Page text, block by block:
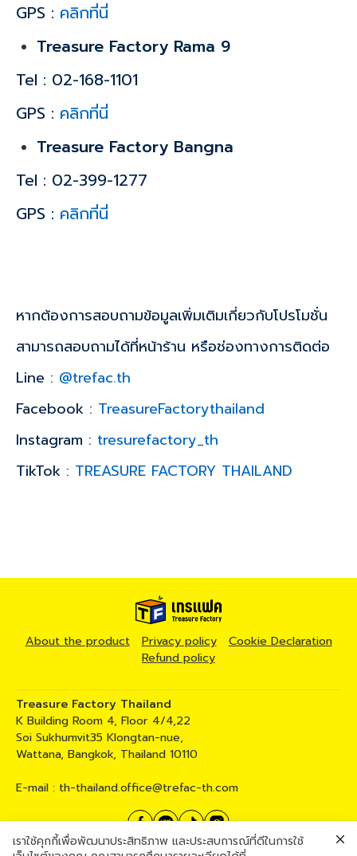
GPS : คลิกที่นี่
Treasure Factory Rama 9
Tel : 02-168-1101
GPS : คลิกที่นี่
Treasure Factory Bangna
Tel : 02-399-1277
GPS : คลิกที่นี่
หากต้องการสอบถามข้อมูลเพิ่มเติมเกี่ยวกับโปรโมชั่น
สามารถสอบถามได้ที่หน้าร้าน หรือช่องทางการติดต่อ
Line : @trefac.th
Facebook : TreasureFactorythailand
Instagram : tresurefactory_th
TikTok : TREASURE FACTORY THAILAND
About the product Privacy policy
Cookie Declaration
Refund policy
Treasure Factory Thailand
K Building Room 4, Floor 4/4,22
Soi Sukhumvit35 Klongtan-nue,
Wattana, Bangkok, Thailand 10110
E-mail : th-thailand.office@trefac-th.com
02 258 5317
เราใช้คุกกี้เพื่อพัฒนาประสิทธิภาพ และประสบการณ์ที่ดีในการใช้